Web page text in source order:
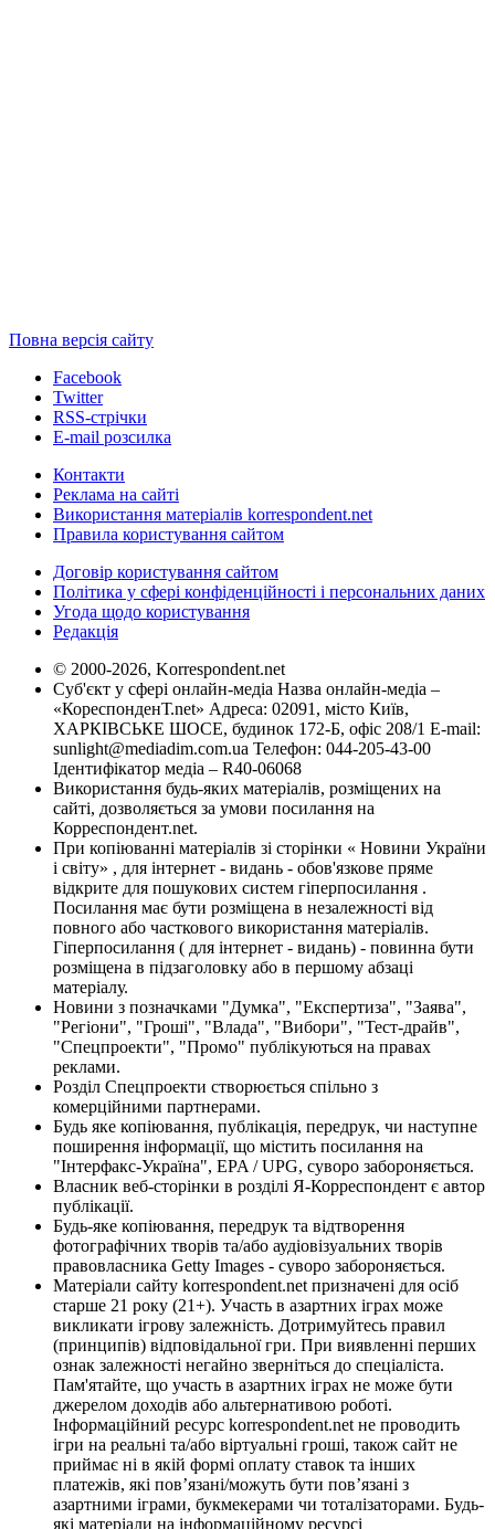
Повна версія сайту
Facebook
Twitter
RSS-стрічки
E-mail розсилка
Контакти
Реклама на сайті
Використання матеріалів korrespondent.net
Правила користування сайтом
Договір користування сайтом
Політика у сфері конфіденційності і персональних даних
Угода щодо користування
Редакція
© 2000-2026, Korrespondent.net
Суб'єкт у сфері онлайн-медіа Назва онлайн-медіа –
«КореспонденТ.net» Адреса: 02091, місто Київ,
ХАРКІВСЬКЕ ШОСЕ, будинок 172-Б, офіс 208/1 E-mail:
sunlight@mediadim.com.ua Телефон: 044-205-43-00
Ідентифікатор медіа – R40-06068
Використання будь-яких матеріалів, розміщених на
сайті, дозволяється за умови посилання на
Корреспондент.net.
При копіюванні матеріалів зі сторінки « Новини України
і світу» , для інтернет - видань - обов'язкове пряме
відкрите для пошукових систем гіперпосилання .
Посилання має бути розміщена в незалежності від
повного або часткового використання матеріалів.
Гіперпосилання ( для інтернет - видань) - повинна бути
розміщена в підзаголовку або в першому абзаці
матеріалу.
Новини з позначками "Думка", "Експертиза", "Заява",
"Регіони", "Гроші", "Влада", "Вибори", "Тест-драйв",
"Спецпроекти", "Промо" публікуються на правах
реклами.
Розділ Спецпроекти створюється спільно з
комерційними партнерами.
Будь яке копіювання, публікація, передрук, чи наступне
поширення інформації, що містить посилання на
"Інтерфакс-Україна", EPA / UPG, суворо забороняється.
Власник веб-сторінки в розділі Я-Корреспондент є автор
публікації.
Будь-яке копіювання, передрук та відтворення
фотографічних творів та/або аудіовізуальних творів
правовласника Getty Images - суворо забороняється.
Матеріали сайту korrespondent.net призначені для осіб
старше 21 року (21+). Участь в азартних іграх може
викликати ігрову залежність. Дотримуйтесь правил
(принципів) відповідальної гри. При виявленні перших
ознак залежності негайно зверніться до спеціаліста.
Пам'ятайте, що участь в азартних іграх не може бути
джерелом доходів або альтернативою роботі.
Інформаційний ресурс korrespondent.net не проводить
ігри на реальні та/або віртуальні гроші, також сайт не
приймає ні в якій формі оплату ставок та інших
платежів, які пов’язані/можуть бути пов’язані з
азартними іграми, букмекерами чи тоталізаторами. Будь-
які матеріали на інформаційному ресурсі